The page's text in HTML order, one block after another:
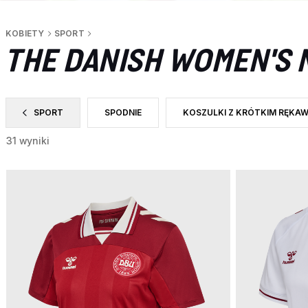
KOBIETY SPORT
THE DANISH WOMEN'S
SPORT
ZAWĘŹ DO CATEGORY: SPORT
SPODNIE
ZAWĘŹ DO RODZAJ PRODUKTU: SPODNIE
KOSZULKI Z KRÓTKIM
ZAWĘŹ DO RODZAJ
31 wyniki